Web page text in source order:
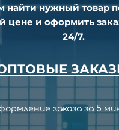
найти нужный товар
цене и оформить
24/7.
заказа за 5